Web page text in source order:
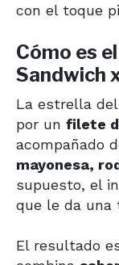
con el toque
Cómo es
Sandwich
La estrella
por un filete
acompañado
mayonesa,
supuesto, el
que le da una
El resultado